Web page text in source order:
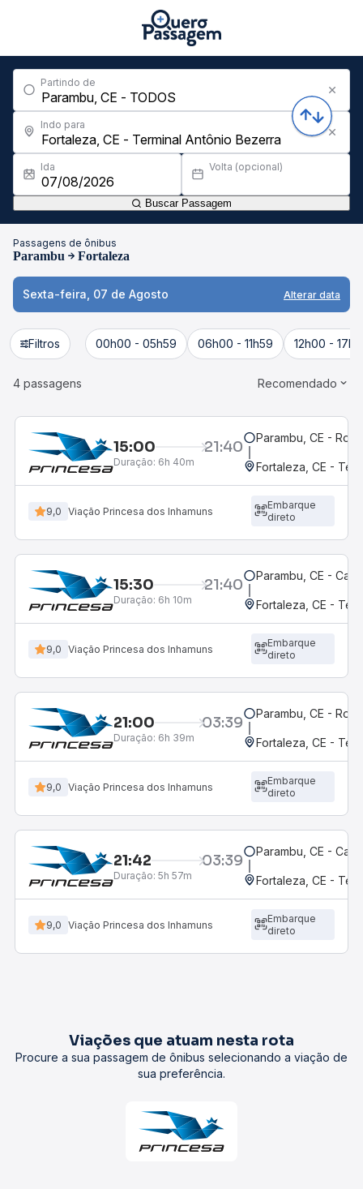
Partindo de
Indo para
Ida Volta (opcional)
Buscar Passagem
Passagens de ônibus
Parambu Fortaleza
Sexta-feira, 07 de Agosto Alterar data
Filtros 00h00 - 05h59 06h00 - 11h59 12h00 -
4 passagens Recomendado
15:00 21:40
Duração: 6h 40m
Parambu, CE -
Fortaleza, CE -
9,0 Viação Princesa dos Inhamuns
Embarque
direto
15:30 21:40
Duração: 6h 10m
Parambu, CE - Café
Fortaleza, CE -
9,0 Viação Princesa dos Inhamuns
Embarque
direto
21:00 03:39
Duração: 6h 39m
Parambu, CE -
Fortaleza, CE -
9,0 Viação Princesa dos Inhamuns
Embarque
direto
21:42 03:39
Duração: 5h 57m
Parambu, CE - Café
Fortaleza, CE -
9,0 Viação Princesa dos Inhamuns
Embarque
direto
Viações que atuam nesta rota
Procure a sua passagem de ônibus selecionando a viação de
sua preferência.